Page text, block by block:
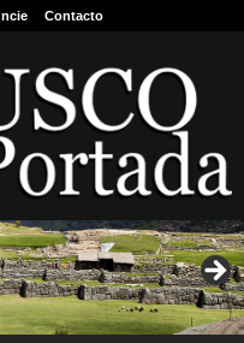
Contacto